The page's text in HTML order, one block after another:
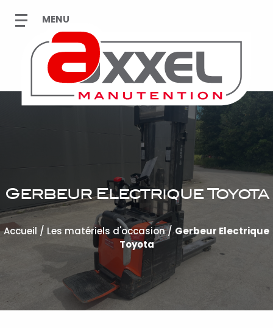
Gerbeur Electrique Toyota
Accueil / Les matériels d'occasion/Gerbeur Electrique
Toyota